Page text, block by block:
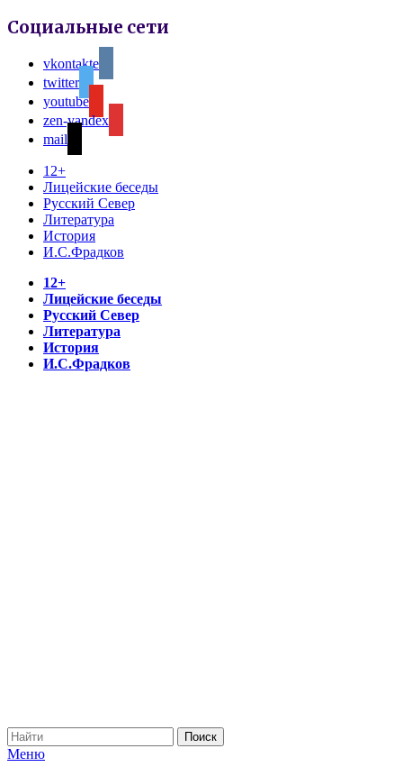
Социальные сети
vkontakte
twitter
youtube
zen-yandex
mail
12+
Лицейские беседы
Русский Север
Литература
История
И.С.Фрадков
12+
Лицейские беседы
Русский Север
Литература
История
И.С.Фрадков
Меню